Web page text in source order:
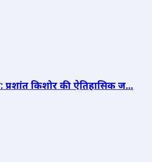
प्रशांत किशोर की ऐतिहासिक ज...